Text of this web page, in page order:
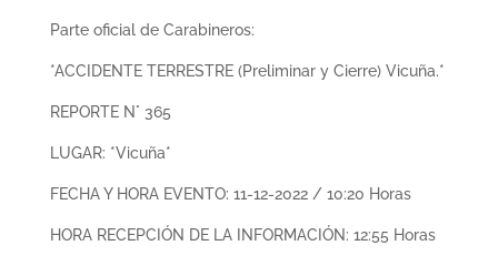
Parte oficial de Carabineros:
*ACCIDENTE TERRESTRE (Preliminar y Cierre) Vicuña.*
REPORTE N° 365
LUGAR: *Vicuña*
FECHA Y HORA EVENTO: 11-12-2022 / 10:20 Horas
HORA RECEPCIÓN DE LA INFORMACIÓN: 12:55 Horas